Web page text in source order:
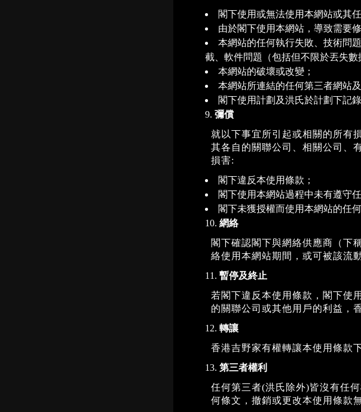
閣下使用或無法使用本網站或其任
由於閣下使用本網站，導致需要
本網站的任何執行失敗、技術問
截、軟件問題（包括但不限於丟失數
本網站的破壞或改變；
本網站所連結的任何第三者網站
閣下使用計劃及洪氏於計劃下記
彌償
就以下事宜所引起或相關的所有
其各自的關聯公司、相關公司、
損害:
閣下違反本使用條款；
閣下使用本網站過程中未有遵守
閣下未獲授權而使用本網站的任何
網絡
閣下確認閣下與網絡供應商（下
絡使用本網站期間，或可被該流
暫停及終止
若閣下違反本使用條款，閣下使
的關聯公司或其他用戶的利益，
轉讓
香港吉野家有權轉讓本使用條款
第三者權利
任何第三者(洪氏除外)皆沒有任
何條文，撤銷或更改本使用條款